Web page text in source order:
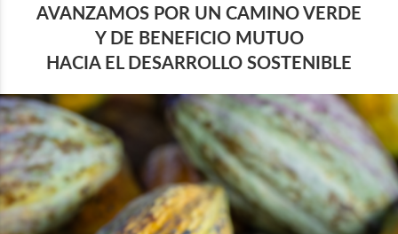
AVANZAMOS POR UN CAMINO VERDE
Y DE BENEFICIO MUTUO
HACIA EL DESARROLLO SOSTENIBLE